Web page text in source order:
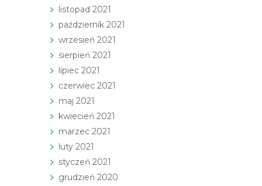
listopad 2021
październik 2021
wrzesień 2021
sierpień 2021
lipiec 2021
czerwiec 2021
maj 2021
kwiecień 2021
marzec 2021
luty 2021
styczeń 2021
grudzień 2020